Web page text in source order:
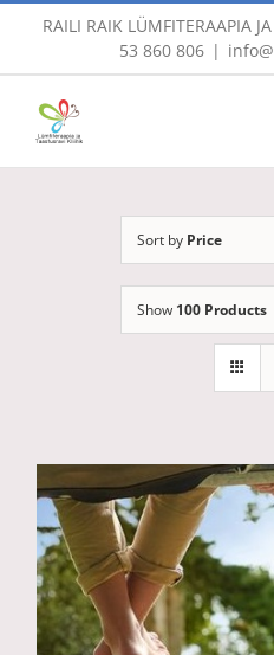
content
RAILI RAIK LÜMFITERAAPIA
53 860 806 |
Sort by Price
Show 100 Products